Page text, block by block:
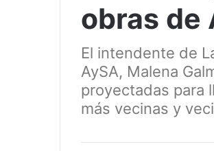
obras de
El intendente de
AySA, Malena
proyectadas para
más vecinas y